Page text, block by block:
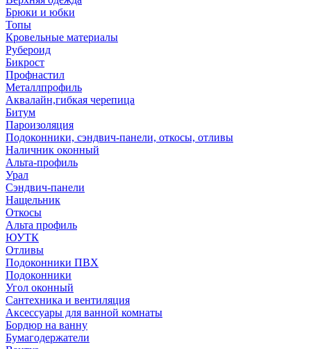
Брюки и юбки
Топы
Кровельные материалы
Рубероид
Бикрост
Профнастил
Металлпрофиль
Аквалайн,гибкая черепица
Битум
Пароизоляция
Подоконники, сэндвич-панели, откосы, отливы
Наличник оконный
Альта-профиль
Урал
Сэндвич-панели
Нащельник
Откосы
Альта профиль
ЮУТК
Отливы
Подоконники ПВХ
Подоконники
Угол оконный
Сантехника и вентиляция
Аксессуары для ванной комнаты
Бордюр на ванну
Бумагодержатели